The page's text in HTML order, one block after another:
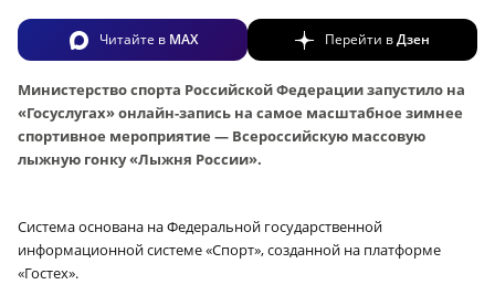
Читайте в MAX Перейти вДзен
Министерство спорта Российской Федерации запустило на
«Госуслугах» онлайн-запись на самое масштабное зимнее
спортивное мероприятие — Всероссийскую массовую
лыжную гонку «Лыжня России».
Система основана на Федеральной государственной
информационной системе «Спорт», созданной на платформе
«Гостех».